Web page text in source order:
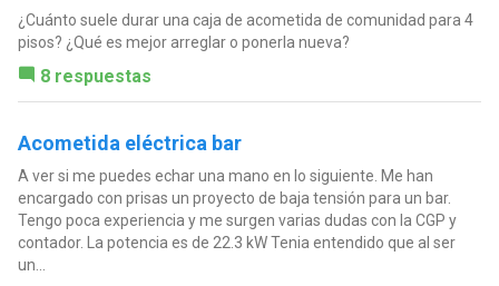
¿Cuánto suele durar una caja de acometida de comunidad para 4
pisos? ¿Qué es mejor arreglar o ponerla nueva?
8 respuestas
Acometida eléctrica bar
A ver si me puedes echar una mano en lo siguiente. Me han
encargado con prisas un proyecto de baja tensión para un bar.
Tengo poca experiencia y me surgen varias dudas con la CGP y
contador. La potencia es de 22.3 kW Tenia entendido que al ser
un...